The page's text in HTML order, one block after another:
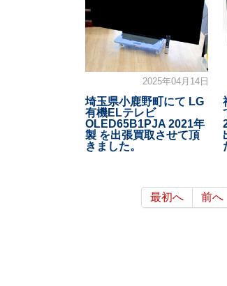
2025年04月14日
埼玉県小鹿野町にて LG
有機ELテレビ
OLED65B1PJA 2021年
製 を出張買取させて頂
きました。
最初へ 前へ